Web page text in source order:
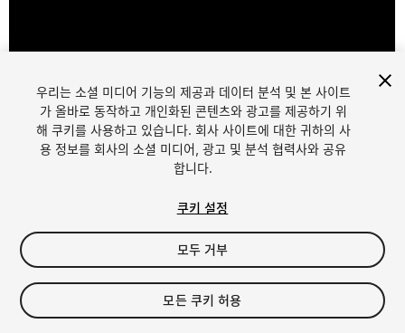
1/6
$9.90
세금/부가세는 결제 시 반영됩니다.
우리는 소셜 미디어 기능의 제공과 데이터 분석 및 본 사이트
가 올바로 동작하고 개인화된 콘텐츠와 광고를 제공하기 위
해 쿠키를 사용하고 있습니다. 회사 사이트에 대한 귀하의 사
용 정보를 회사의 소셜 미디어, 광고 및 분석 협력사와 공유
합니다.
쿠키 설정
모두 거부
모든 쿠키 허용